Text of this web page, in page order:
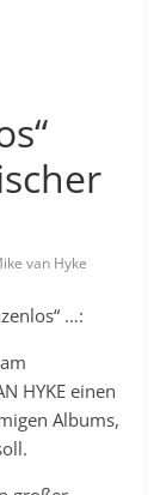
van Hyke
…:
HYKE einen
Albums,